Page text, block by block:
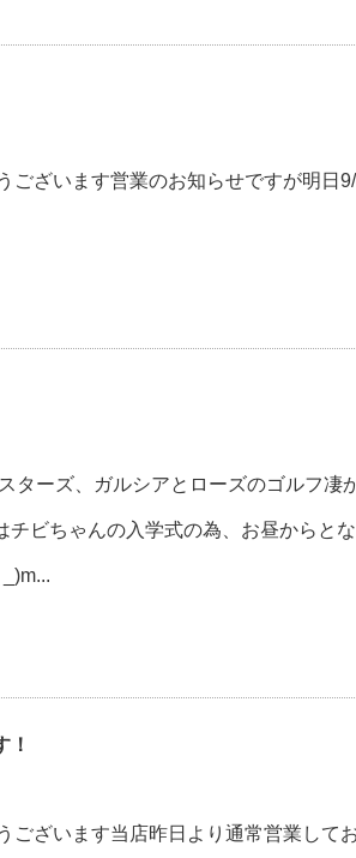
ございます営業のお知らせですが明日
ターズ、ガルシアとローズのゴルフ凄
ビちゃんの入学式の為、お昼からと
！
ございます当店昨日より通常営業して